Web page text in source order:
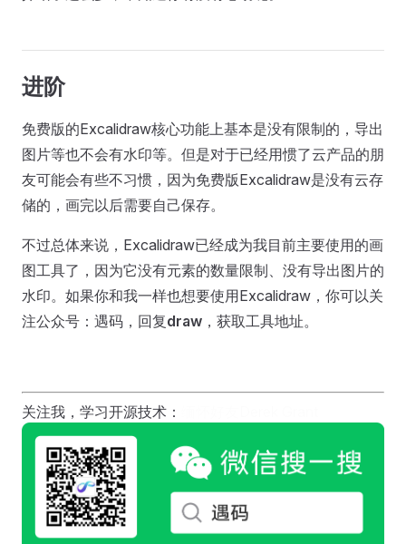
进阶
免费版的Excalidraw核心功能上基本是没有限制的，导出
图片等也不会有水印等。但是对于已经用惯了云产品的朋
友可能会有些不习惯，因为免费版Excalidraw是没有云存
储的，画完以后需要自己保存。
不过总体来说，Excalidraw已经成为我目前主要使用的画
图工具了，因为它没有元素的数量限制、没有导出图片的
水印。如果你和我一样也想要使用Excalidraw，你可以关
注公众号：遇码，回复draw ，获取工具地址。
关注我，学习开源技术：